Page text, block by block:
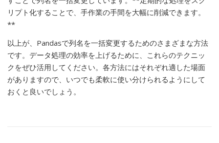
リプト化することで、手作業の手間を大幅に削減できます。
**
以上が、Pandasで列名を一括変更するためのさまざまな方法
です。データ処理の効率を上げるために、これらのテクニッ
クをぜひ活用してください。各方法にはそれぞれ適した場面
がありますので、いつでも柔軟に使い分けられるようにして
おくと良いでしょう。